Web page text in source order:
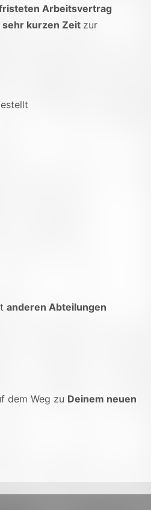
Arbeitsvertrag
sehr kurzen Zeit zur
anderen Abteilungen
dem Weg zu Deinem neuen